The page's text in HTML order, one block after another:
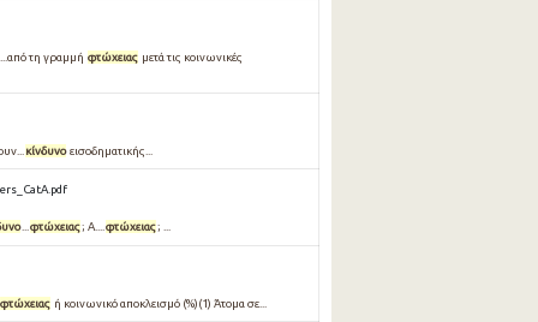
τη γραμμή φτώχειας μετά τις κοινωνικές
κίνδυνο εισοδηματικής...
...φτώχειας; A....φτώχειας; ...
φτώχειας ή κοινωνικό αποκλεισμό (%)(1) Άτομα σε...